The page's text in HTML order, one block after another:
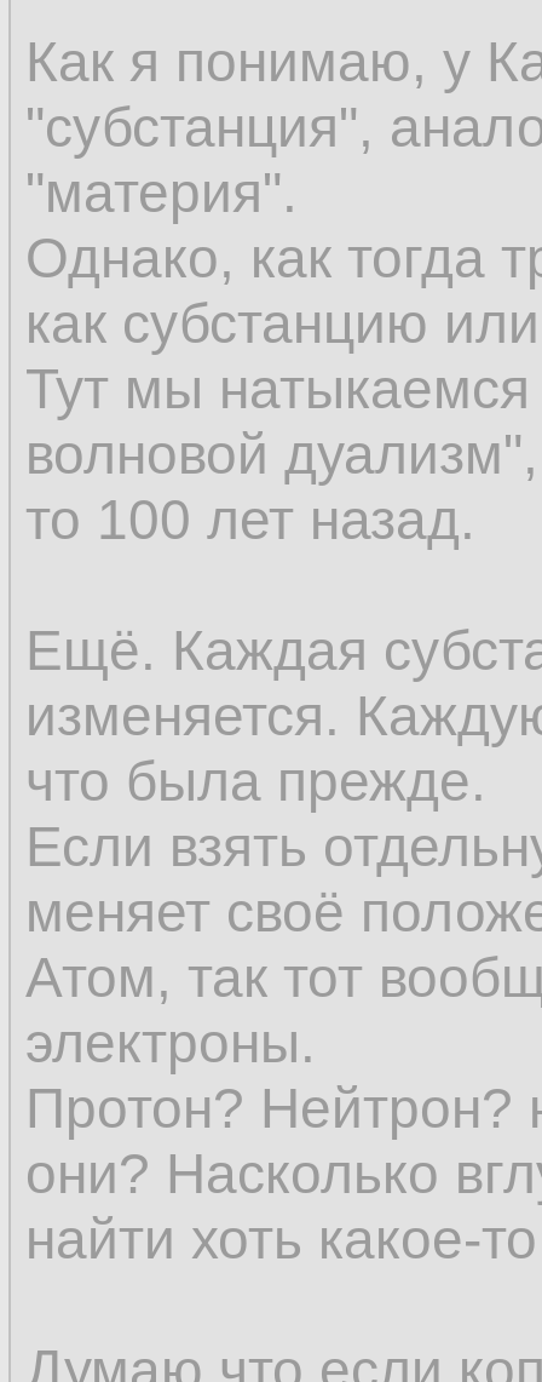
вы должны иметь
этого нечто не
присоединить
что уже
предшествующее
восприятия; но
возникновение к
существовали
существовать до
последнее
предшествующей
же самое
как оно
представление о
явления уже нет.
Субстанции (в
всех
и исчезновение
устранило бы
эмпирического
Как я понимаю, у
"субстанция",
"материя".
Однако, как тогда
как субстанцию
Тут мы
волновой
то 100 лет назад.
Ещё. Каждая
изменяется.
что была прежде.
Если взять
меняет своё
Атом, так тот
электроны.
Протон? Нейтрон?
они? Насколько
найти хоть какое-